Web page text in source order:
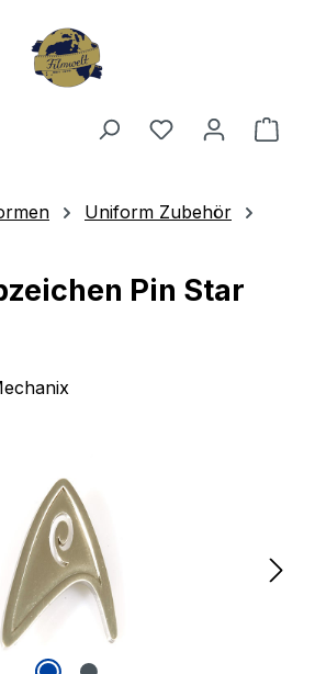
Du hast 0
Uniform Zubehör
Pin Star